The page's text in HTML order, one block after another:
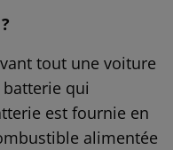
tout une voiture
qui
est fournie en
alimentée